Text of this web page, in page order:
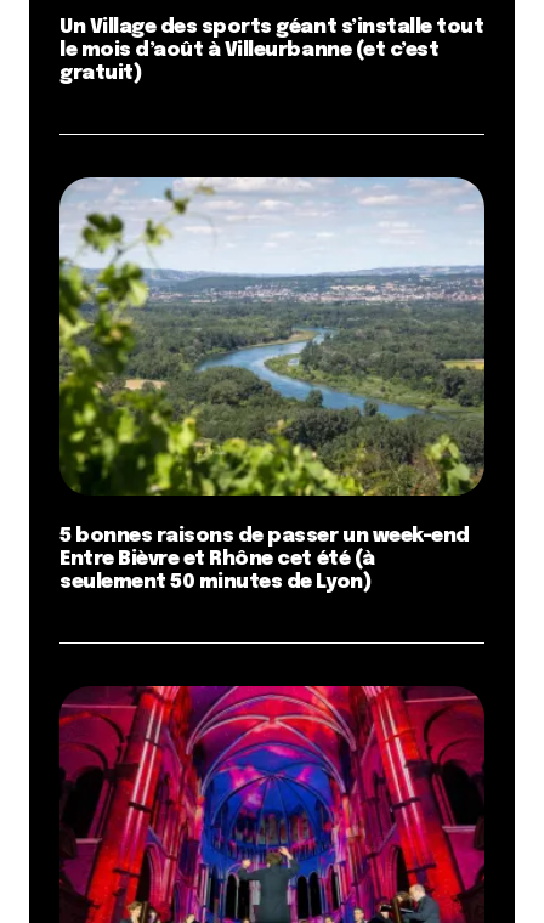
Un Village des sports géant s’installe tout
le mois d’août à Villeurbanne (et c’est
gratuit)
5 bonnes raisons de passer un week-end
Entre Bièvre et Rhône cet été (à
seulement 50 minutes de Lyon)